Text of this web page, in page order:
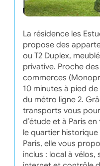
La résidence les
propose des
ou T2 Duplex,
privative. Proche
commerces
10 minutes à pied
du métro ligne 2.
transports vous
d’étude et à Paris
le quartier
Paris, elle vous
inclus : local à vélos,